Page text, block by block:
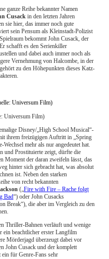
ganze Reihe bekannter Namen
Cusack in den letzten Jahren
sie hier, das immer noch gute
sein Pensum als Kleinstadt-Polizist
bekommt John Cusack, der
schafft es den Serienkiller
und dabei auch immer noch als
Vernehmung von Halcombe, in der
zu den Höhepunkten dieses Katz-
Universum Film)
Disney/„High School Musical“-
ihrem freizügigen Auftritt in „Spring
mehr als nur angedeutet hat.
und Prostituierte zeigt, dürfte die
Moment der daran zweifeln lässt, das
hinter sich gebracht hat, was absolut
ist. Neben den starken
von recht bekannten
(„Fire with Fire – Rache folgt
Bad“) oder John Cusacks
Break“), die aber im Vergleich zu den
Thriller-Bahnen verläuft und wenige
ein beachtlicher erster Langfilm
Mörderjagd überzeugt dabei vor
John Cusack und der komplett
ein für Genre-Fans sehr